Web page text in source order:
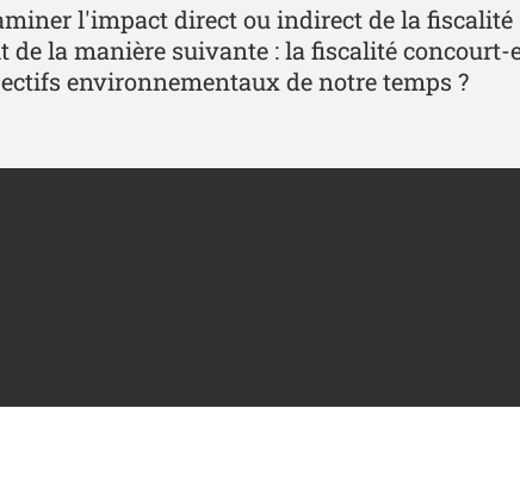
l'impact direct ou indirect de la
la manière suivante : la fiscalité
environnementaux de notre temps ?